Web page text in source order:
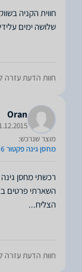
חווית הקניה
שלושה ימים
חוות הדעת עזרה
Oran
מוצר שנרכש:
מחסן גינה פקטור 6*6
הצליח...
חוות הדעת עזרה